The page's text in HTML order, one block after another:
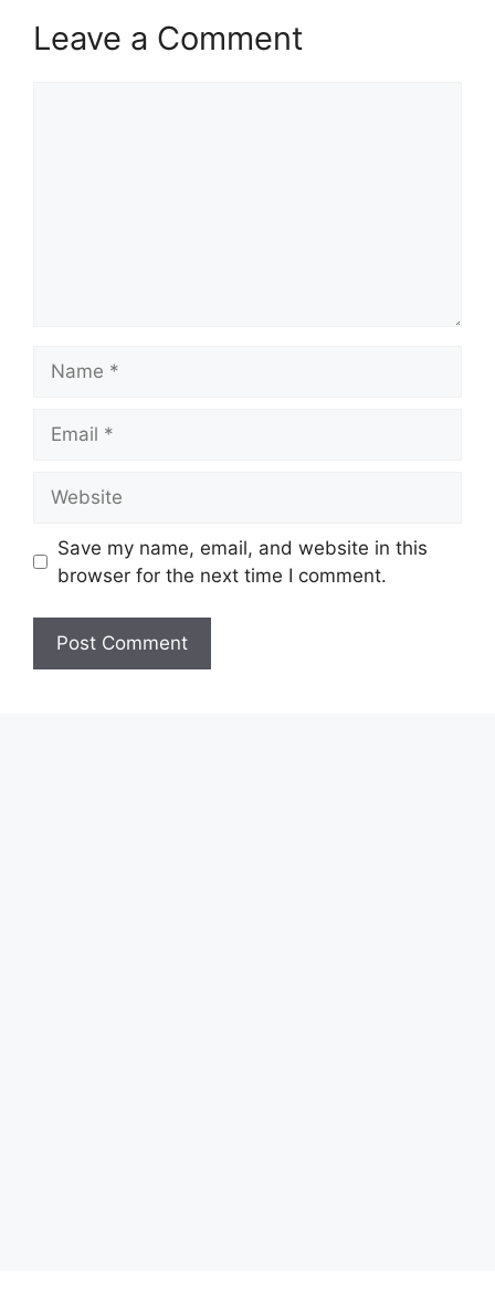
Leave a Comment
Save my name, email, and website in this
browser for the next time I comment.